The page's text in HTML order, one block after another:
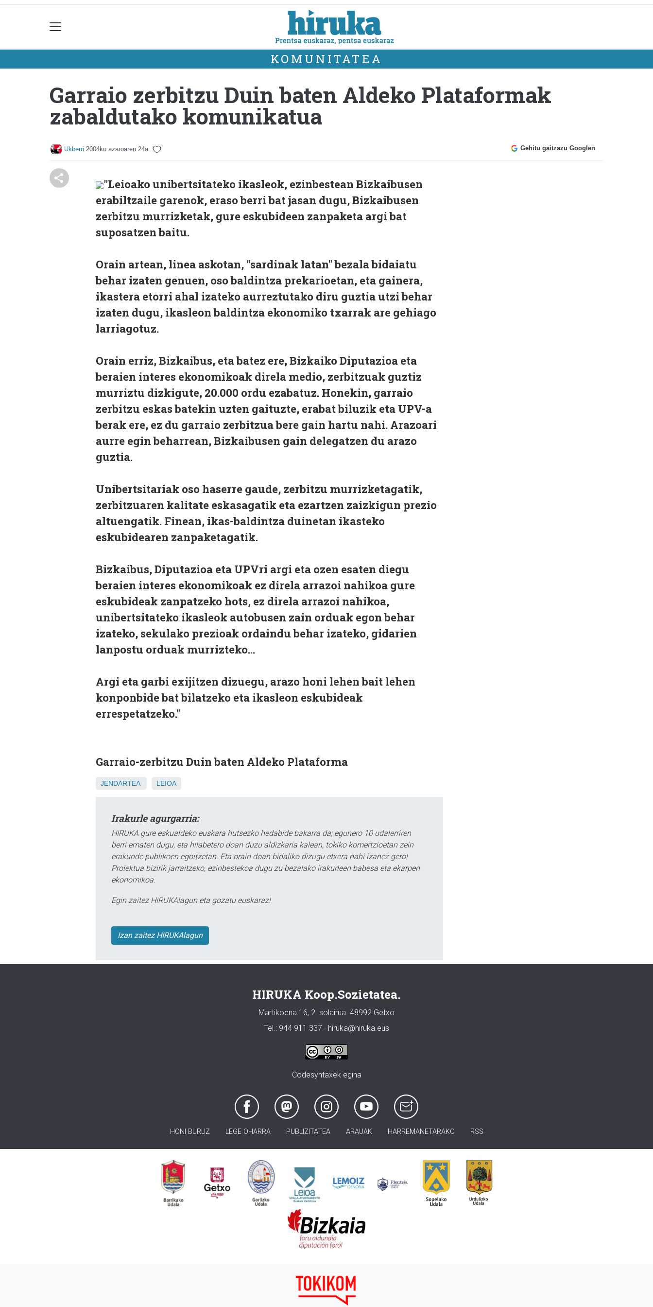
KOMUNITATEA
Garraio zerbitzu Duin baten Aldeko Plataformak
zabaldutako komunikatua
Ukberri 2004ko azaroaren 24a Gehitu gaitzazu Googlen
"Leioako unibertsitateko ikasleok, ezinbestean Bizkaibusen
erabiltzaile garenok, eraso berri bat jasan dugu, Bizkaibusen
zerbitzu murrizketak, gure eskubideen zanpaketa argi bat
suposatzen baitu.
Orain artean, linea askotan, "sardinak latan" bezala bidaiatu
behar izaten genuen, oso baldintza prekarioetan, eta gainera,
ikastera etorri ahal izateko aurreztutako diru guztia utzi behar
izaten dugu, ikasleon baldintza ekonomiko txarrak are gehiago
larriagotuz.
Orain erriz, Bizkaibus, eta batez ere, Bizkaiko Diputazioa eta
beraien interes ekonomikoak direla medio, zerbitzuak guztiz
murriztu dizkigute, 20.000 ordu ezabatuz. Honekin, garraio
zerbitzu eskas batekin uzten gaituzte, erabat biluzik eta UPV-a
berak ere, ez du garraio zerbitzua bere gain hartu nahi. Arazoari
aurre egin beharrean, Bizkaibusen gain delegatzen du arazo
guztia.
Unibertsitariak oso haserre gaude, zerbitzu murrizketagatik,
zerbitzuaren kalitate eskasagatik eta ezartzen zaizkigun prezio
altuengatik. Finean, ikas-baldintza duinetan ikasteko
eskubidearen zanpaketagatik.
Bizkaibus, Diputazioa eta UPVri argi eta ozen esaten diegu
beraien interes ekonomikoak ez direla arrazoi nahikoa gure
eskubideak zanpatzeko hots, ez direla arrazoi nahikoa,
unibertsitateko ikasleok autobusen zain orduak egon behar
izateko, sekulako prezioak ordaindu behar izateko, gidarien
lanpostu orduak murrizteko...
Argi eta garbi exijitzen dizuegu, arazo honi lehen bait lehen
konponbide bat bilatzeko eta ikasleon eskubideak
errespetatzeko."
Garraio-zerbitzu Duin baten Aldeko Plataforma
JENDARTEA LEIOA
Irakurle agurgarria:
HIRUKA gure eskualdeko euskara hutsezko hedabide bakarra da; egunero 10 udalerriren
berri ematen dugu, eta hilabetero doan duzu aldizkaria kalean, tokiko komertzioetan zein
erakunde publikoen egoitzetan. Eta orain doan bidaliko dizugu etxera nahi izanez gero!
Proiektua bizirik jarraitzeko, ezinbestekoa dugu zu bezalako irakurleen babesa eta ekarpen
ekonomikoa.
Egin zaitez HIRUKAlagun eta gozatu euskaraz!
Izan zaitez HIRUKAlagun
HIRUKA Koop.Sozietatea.
Martikoena 16, 2. solairua. 48992 Getxo
Tel.: 944 911 337 · hiruka@hiruka.eus
Codesyntaxek egina
HONI BURUZ LEGE OHARRA PUBLIZITATEA ARAUAK HARREMANETARAKO RSS